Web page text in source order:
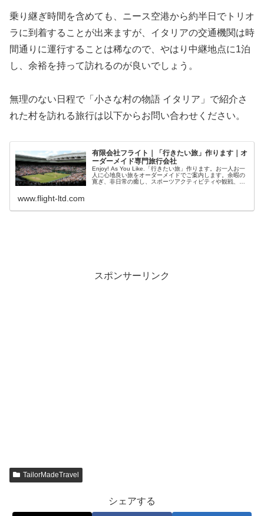
乗り継ぎ時間を含めても、ニース空港から約半日でトリオ
ラに到着することが出来ますが、イタリアの交通機関は時
間通りに運行することは稀なので、やはり中継地点に1泊
し、余裕を持って訪れるのが良いでしょう。
無理のない日程で「小さな村の物語 イタリア」で紹介さ
れた村を訪れる旅行は以下からお問い合わせください。
有限会社フライト｜「行きたい旅」作ります｜オ
ーダーメイド専門旅行会社
Enjoy! As You Like.「行きたい旅」作ります。お一人お一
人に心地良い旅をオーダーメイドでご案内します。余暇の
寛ぎ、非日常の癒し、スポーツアクティビティや観戦、文
www.flight-ltd.com
スポンサーリンク
TailorMadeTravel
シェアする